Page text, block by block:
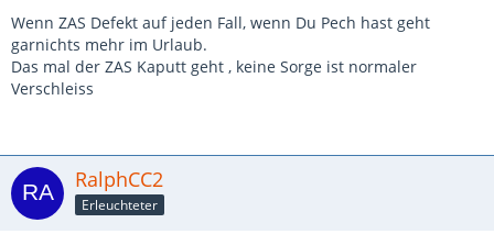
Wenn ZAS Defekt auf jeden Fall, wenn Du Pech hast geht
garnichts mehr im Urlaub.
Das mal der ZAS Kaputt geht , keine Sorge ist normaler
Verschleiss
RalphCC2
Erleuchteter